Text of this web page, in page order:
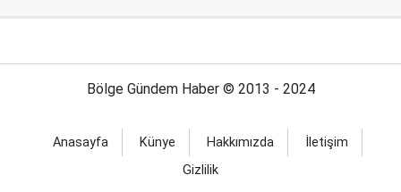
Bölge Gündem Haber © 2013 - 2024
Anasayfa Künye Hakkımızda
İletişim
Gizlilik